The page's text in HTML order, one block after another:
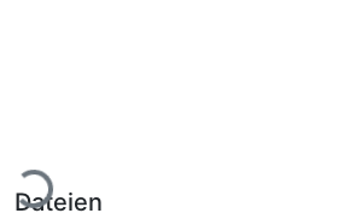
Dateien